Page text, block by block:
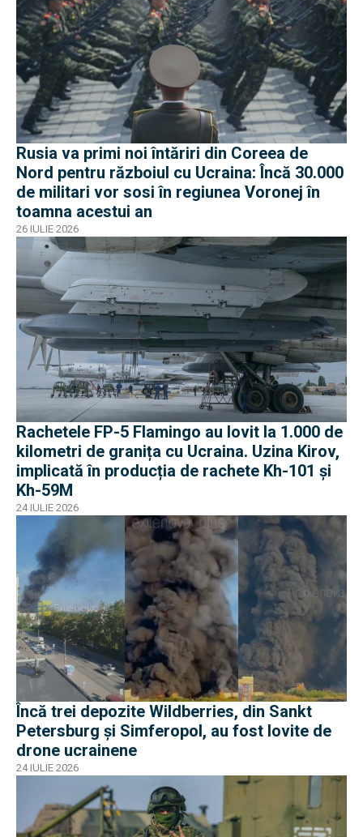
Rusia va primi noi întăriri din Coreea de
Nord pentru războiul cu Ucraina: Încă 30.000
de militari vor sosi în regiunea Voronej în
toamna acestui an
26 IULIE 2026
Rachetele FP-5 Flamingo au lovit la 1.000 de
kilometri de granița cu Ucraina. Uzina Kirov,
implicată în producția de rachete Kh-101 și
Kh-59M
24 IULIE 2026
Încă trei depozite Wildberries, din Sankt
Petersburg și Simferopol, au fost lovite de
drone ucrainene
24 IULIE 2026